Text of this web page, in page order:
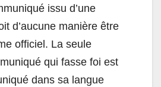
issu d’une
d’aucune manière être
officiel. La seule
qui fasse foi est
dans sa langue